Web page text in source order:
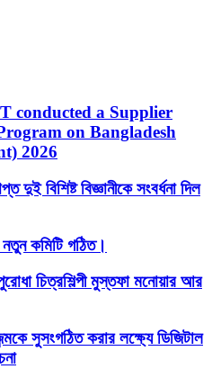
conducted a Supplier
on Bangladesh
2026
দুই বিশিষ্ট বিজ্ঞানীকে সংবর্ধনা দিল
নতুন কমিটি গঠিত।
চিত্রশিল্পী মুস্তফা মনোয়ার আর
সুসংগঠিত করার লক্ষ্যে ডিজিটাল